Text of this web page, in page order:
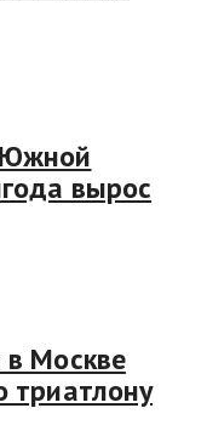
Южной
вырос
в Москве
триатлону